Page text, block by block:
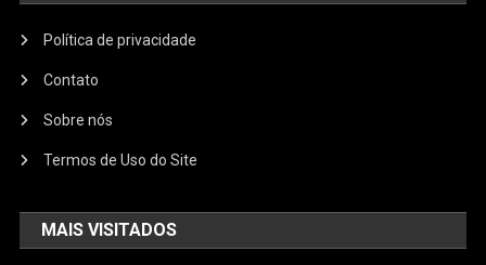
Política de privacidade
Contato
Sobre nós
Termos de Uso do Site
MAIS VISITADOS